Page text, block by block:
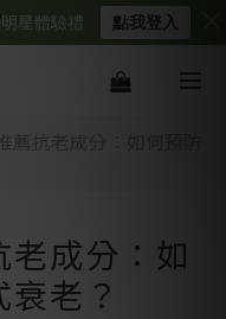
薦抗老成分：如何預防
成分：如
老？
星體驗禮 點我登入